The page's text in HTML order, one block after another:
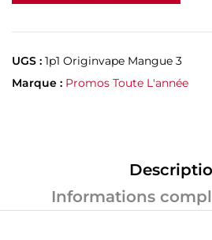
UGS : 1p1 Originvape Mangue 3
Marque : Promos Toute L'année
Informations